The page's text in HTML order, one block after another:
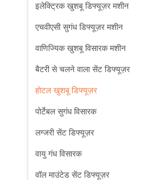
इलेक्ट्रिक खुशबू डिफ्यूज़र मशीन
एचवीएसी सुगंध डिफ्यूज़र मशीन
वाणिज्यिक खुशबू विसारक मशीन
बैटरी से चलने वाला सेंट डिफ्यूज़र
होटल खुशबू डिफ्यूज़र
पोर्टेबल सुगंध विसारक
लग्जरी सेंट डिफ्यूज़र
वायु गंध विसारक
वॉल माउंटेड सेंट डिफ्यूज़र